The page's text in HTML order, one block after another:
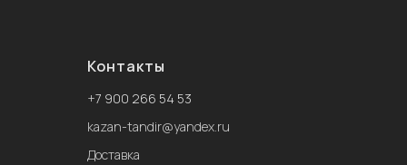
Контакты
+7 900 266 54 53
kazan-tandir@yandex.ru
Доставка